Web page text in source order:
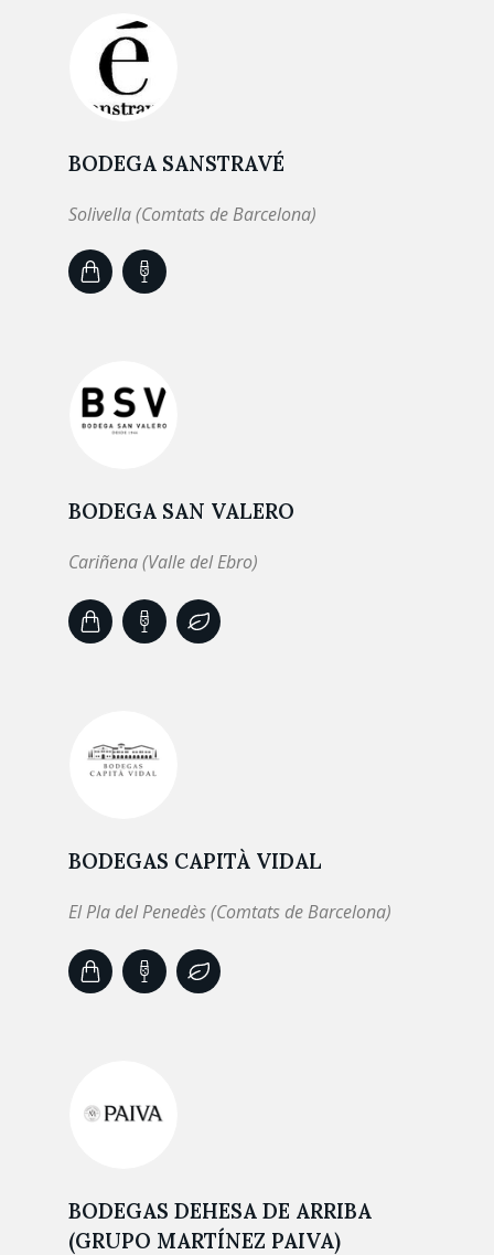
BODEGA SANSTRAVÉ
Solivella (Comtats de Barcelona)
BODEGA SAN VALERO
Cariñena (Valle del Ebro)
BODEGAS CAPITÀ VIDAL
El Pla del Penedès (Comtats de Barcelona)
BODEGAS DEHESA DE ARRIBA
(GRUPO MARTÍNEZ PAIVA)